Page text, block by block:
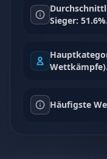
Sieger: 51.6%.
Wettkämpfe).
Häufigste